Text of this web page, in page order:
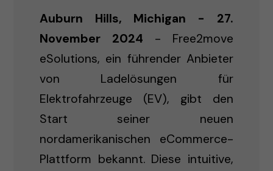
Auburn Hills, Michigan - 27.
November 2024 - Free2move
eSolutions, ein führender Anbieter
von Ladelösungen für
Elektrofahrzeuge (EV), gibt den
Start seiner neuen
nordamerikanischen eCommerce-
Plattform bekannt. Diese intuitive,